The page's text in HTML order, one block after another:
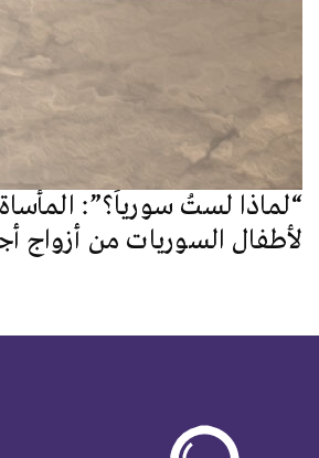
“لماذا لستُ سورياً؟”:
لأطفال السوريات من أزواج